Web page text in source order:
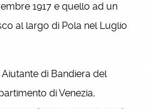
1917 e quello ad un
al largo di Pola nel Luglio
di Bandiera del
di Venezia,